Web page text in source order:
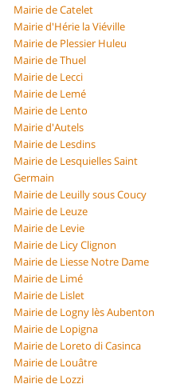
Mairie de Catelet
Mairie d'Hérie la Viéville
Mairie de Plessier Huleu
Mairie de Thuel
Mairie de Lecci
Mairie de Lemé
Mairie de Lento
Mairie d'Autels
Mairie de Lesdins
Mairie de Lesquielles Saint
Germain
Mairie de Leuilly sous Coucy
Mairie de Leuze
Mairie de Levie
Mairie de Licy Clignon
Mairie de Liesse Notre Dame
Mairie de Limé
Mairie de Lislet
Mairie de Logny lès Aubenton
Mairie de Lopigna
Mairie de Loreto di Casinca
Mairie de Louâtre
Mairie de Lozzi